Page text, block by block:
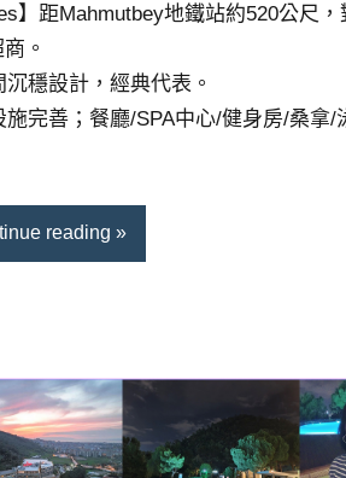
】距Mahmutbey地鐵站約520公尺，
。
沉穩設計，經典代表。
施完善；餐廳/SPA中心/健身房/桑拿/
reading